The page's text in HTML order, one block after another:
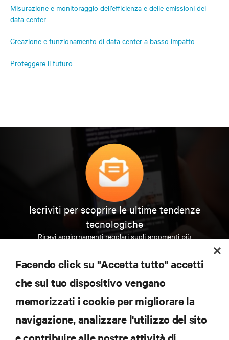
Misurazione e monitoraggio dell’efficienza e delle emissioni dei
data center
Creazione e funzionamento di data center a basso impatto
Proteggere il futuro
Iscriviti per scoprire le ultime tendenze
tecnologiche
Ricevi aggiornamenti regolari sugli argomenti più
data center e infrastrutture.
ISCRIVITI SUBITO
Facendo click su "Accetta tutto" accetti
che sul tuo dispositivo vengano
memorizzati i cookie per migliorare la
navigazione, analizzare l'utilizzo del sito